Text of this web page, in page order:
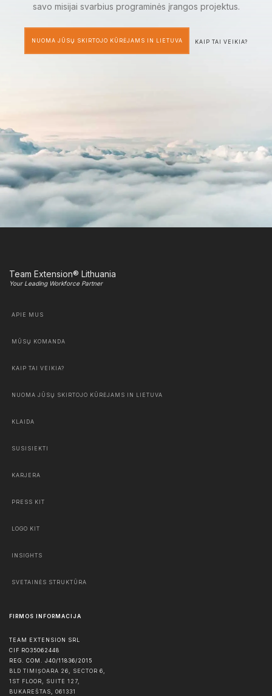
savo misijai svarbius programinės įrangos projektus.
NUOMA JŪSŲ SKIRTOJO KŪRĖJAMS IN LIETUVA KAIP TAI VEIKIA?
Team Extension® Lithuania
Your Leading Workforce Partner
APIE MUS
MŪSŲ KOMANDA
KAIP TAI VEIKIA?
NUOMA JŪSŲ SKIRTOJO KŪRĖJAMS IN LIETUVA
KLAIDA
SUSISIEKTI
KARJERA
PRESS KIT
LOGO KIT
INSIGHTS
SVETAINĖS STRUKTŪRA
FIRMOS INFORMACIJA
TEAM EXTENSION SRL
CIF RO35062448
REG. COM. J40/11836/2015
BLD TIMIȘOARA 26, SECTOR 6,
1ST FLOOR, SUITE 127,
BUKAREŠTAS, 061331